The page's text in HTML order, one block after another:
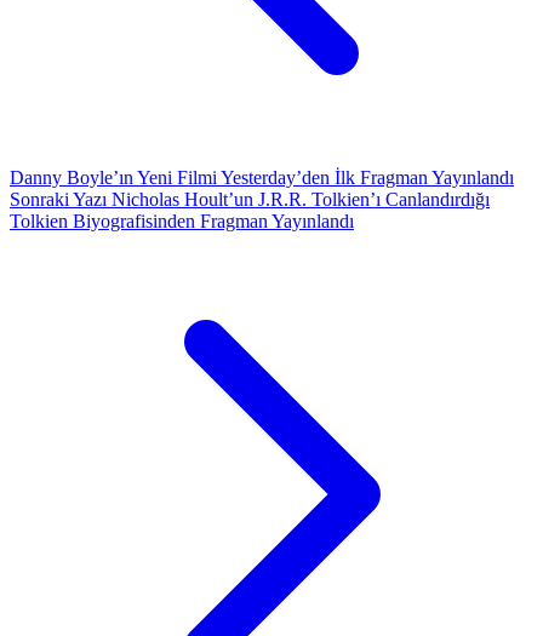
Danny Boyle’ın Yeni Filmi Yesterday’den İlk Fragman Yayınlandı
Sonraki Yazı Nicholas Hoult’un J.R.R. Tolkien’ı Canlandırdığı
Tolkien Biyografisinden Fragman Yayınlandı